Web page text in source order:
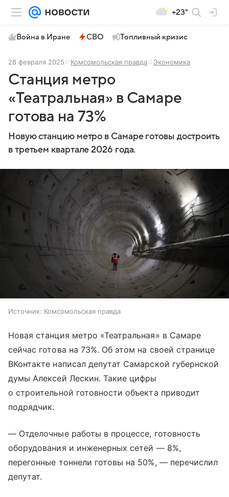
+23°
Война в Иране СВО Топливный кризис
28 февраля 2025 Комсомольская правда Экономика
Станция метро
«Театральная» в Самаре
готова на 73%
Новую станцию метро в Самаре готовы достроить
в третьем квартале 2026 года.
Источник: Комсомольская правда
Новая станция метро «Театральная» в Самаре
сейчас готова на 73%. Об этом на своей странице
ВКонтакте написал депутат Самарской губернской
думы Алексей Лескин. Такие цифры
о строительной готовности объекта приводит
подрядчик.
— Отделочные работы в процессе, готовность
оборудования и инженерных сетей — 8%,
перегонные тоннели готовы на 50%, — перечислил
депутат.